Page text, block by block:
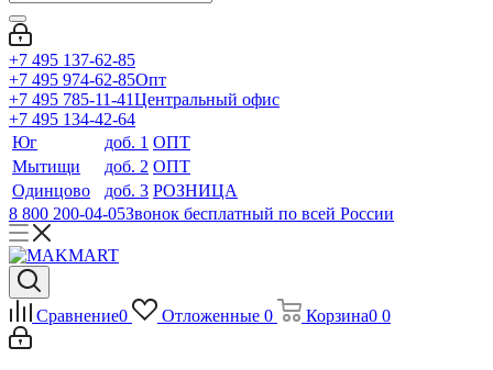
+7 495 137-62-85
+7 495 974-62-85Опт
+7 495 785-11-41Центральный офис
+7 495 134-42-64
Юг
доб. 1 ОПТ
Мытищи
доб. 2 ОПТ
Одинцово
доб. 3 РОЗНИЦА
8 800 200-04-05Звонок бесплатный по всей России
Сравнение0 Отложенные 0 Корзина0 0